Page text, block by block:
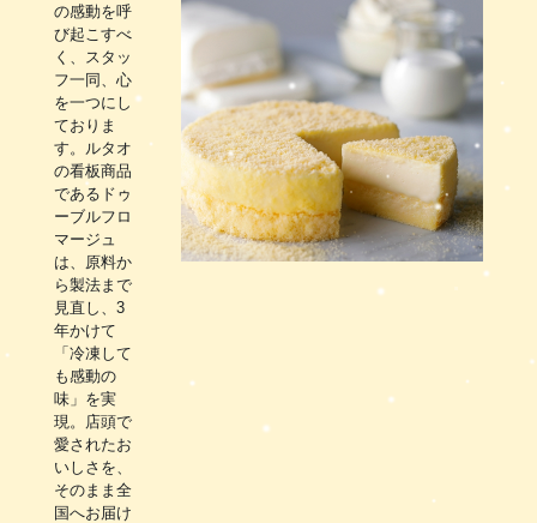
の感動を呼
び起こすべ
く、スタッ
フ一同、心
を一つにし
ておりま
す。ルタオ
の看板商品
であるドゥ
ーブルフロ
マージュ
は、原料か
ら製法まで
見直し、3
年かけて
「冷凍して
も感動の
味」を実
現。店頭で
愛されたお
いしさを、
そのまま全
国へお届け